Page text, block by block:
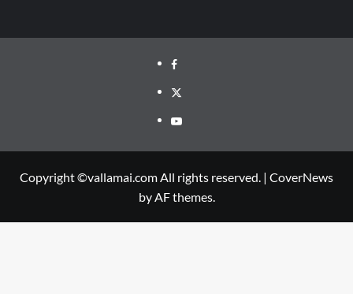
Facebook
Twitter
Youtube
Copyright ©vallamai.com All rights reserved. | CoverNews
by AF themes.